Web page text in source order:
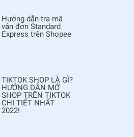
Hướng dẫn tra mã
vận đơn Standard
Express trên Shopee
TIKTOK SHOP LÀ GÌ?
HƯỚNG DẪN MỞ
SHOP TRÊN TIKTOK
CHI TIẾT NHẤT
2022!